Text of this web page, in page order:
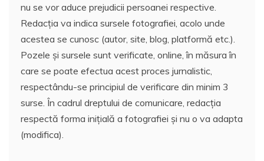
nu se vor aduce prejudicii persoanei respective.
Redacția va indica sursele fotografiei, acolo unde
acestea se cunosc (autor, site, blog, platformă etc.).
Pozele și sursele sunt verificate, online, în măsura în
care se poate efectua acest proces jurnalistic,
respectându-se principiul de verificare din minim 3
surse. În cadrul dreptului de comunicare, redacția
respectă forma inițială a fotografiei și nu o va adapta
(modifica).